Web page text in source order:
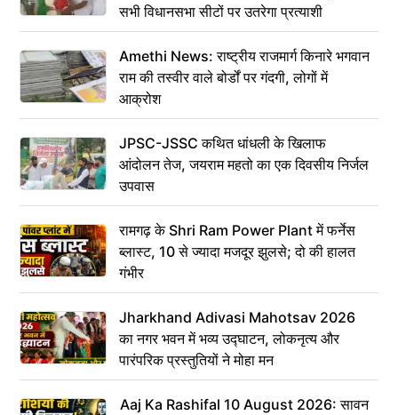
सभी विधानसभा सीटों पर उतरेगा प्रत्याशी
Amethi News: राष्ट्रीय राजमार्ग किनारे भगवान
राम की तस्वीर वाले बोर्डों पर गंदगी, लोगों में
आक्रोश
JPSC-JSSC कथित धांधली के खिलाफ
आंदोलन तेज, जयराम महतो का एक दिवसीय निर्जल
उपवास
रामगढ़ के Shri Ram Power Plant में फर्नेस
ब्लास्ट, 10 से ज्यादा मजदूर झुलसे; दो की हालत
गंभीर
Jharkhand Adivasi Mahotsav 2026
का नगर भवन में भव्य उद्घाटन, लोकनृत्य और
पारंपरिक प्रस्तुतियों ने मोहा मन
Aaj Ka Rashifal 10 August 2026: सावन